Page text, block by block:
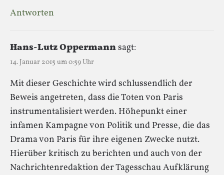
Antworten
Hans-Lutz Oppermannsagt:
14. Januar 2015 um 0:59 Uhr
Mit dieser Geschichte wird schlussendlich der
Beweis angetreten, dass die Toten von Paris
instrumentalisiert werden. Höhepunkt einer
infamen Kampagne von Politik und Presse, die das
Drama von Paris für ihre eigenen Zwecke nutzt.
Hierüber kritisch zu berichten und auch von der
Nachrichtenredaktion der Tagesschau Aufklärung